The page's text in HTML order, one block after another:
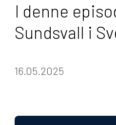
I denne
Sundsvall i
16.05.2025